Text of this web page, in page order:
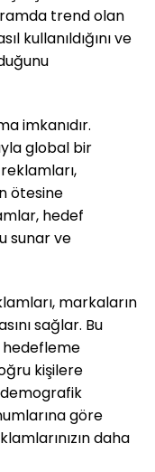
trend olan
kullanıldığını ve
imkanıdır.
global bir
ötesine
hedef
sunar ve
markaların
sağlar. Bu
hedefleme
kişilere
demografik
göre
daha